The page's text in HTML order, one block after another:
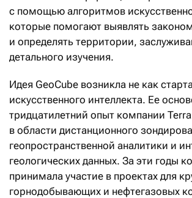
с помощью алгоритмов
которые помогают выявлять
и определять территории,
детального изучения.
Идея GeoCube возникла не как
искусственного интеллекта. Ее
тридцатилетний опыт компании
в области дистанционного
геопространственной аналитики и
геологических данных. За эти годы
принимала участие в проектах для
горнодобывающих и нефтегазовых